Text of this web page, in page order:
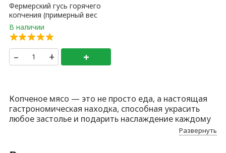
Фермерский гусь горячего
копчения (примерный вес
тушки 2,5-3,5 кг) 1кг
– + +
Копченое мясо — это не просто еда, а настоящая
гастрономическая находка, способная украсить
любое застолье и подарить наслаждение каждому
гурману. В этом тексте мы подробно расскажем о
том, почему стоит покупать копченое мясо, как его
выбрать и где его можно приобрести. Постараемся
Развернуть